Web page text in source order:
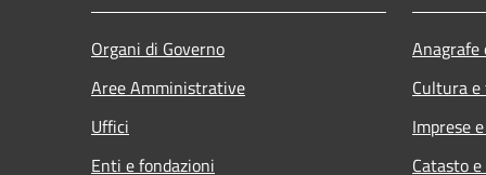
Organi di Governo
Aree Amministrative
Uffici
Enti e fondazioni
Cultura
Imprese
Catasto